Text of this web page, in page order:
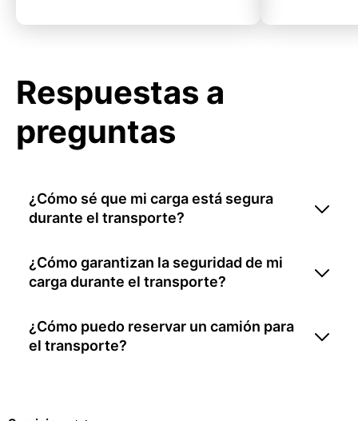
Respuestas a
preguntas
¿Cómo sé que mi carga está segura
durante el transporte?
¿Cómo garantizan la seguridad de mi
carga durante el transporte?
¿Cómo puedo reservar un camión para
el transporte?